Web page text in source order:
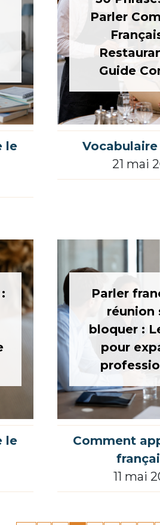
le
Parler
Guide
21 mai
le
Parler
réunion
bloquer :
pour
Comment
11 mai